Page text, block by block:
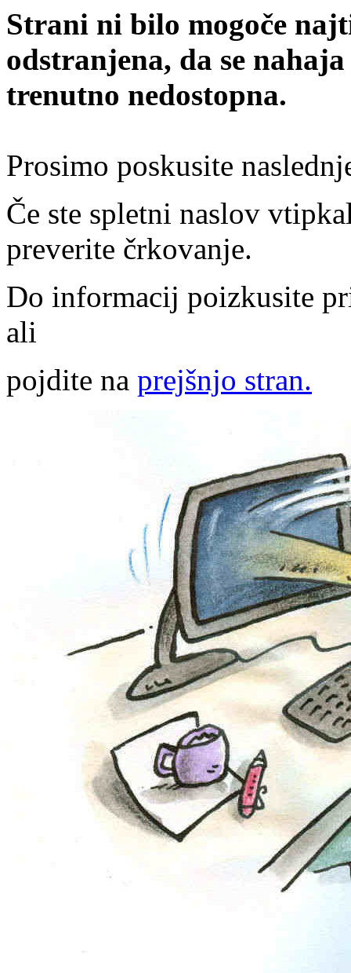
Strani ni bilo mogoče
odstranjena, da se
trenutno nedostopna.
Prosimo poskusite
Če ste spletni naslov
preverite črkovanje.
Do informacij poizkusite
ali
pojdite na prejšnjo stran.